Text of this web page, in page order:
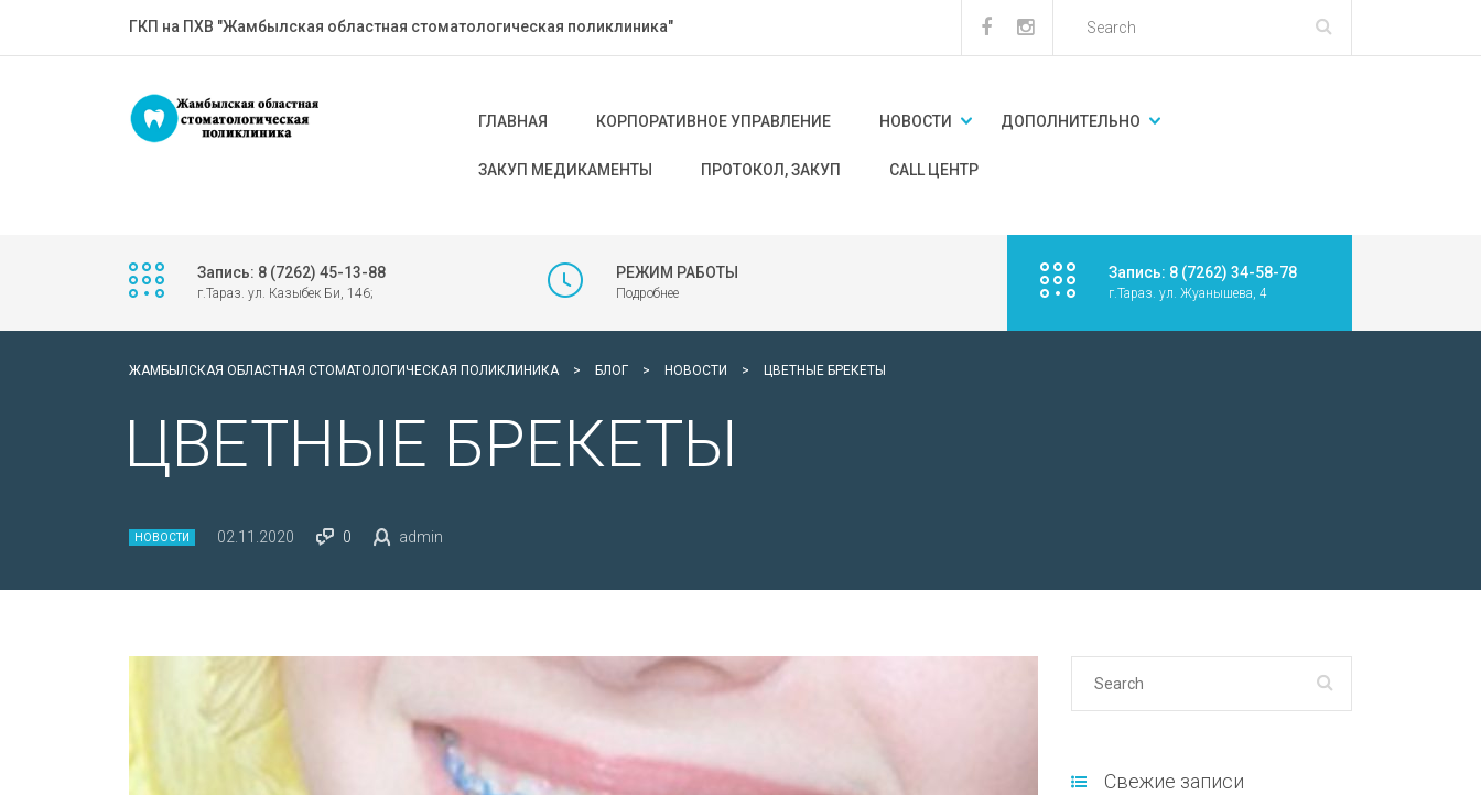
ГКП на ПХВ "Жамбылская областная стоматологическая поликлиника"
ГЛАВНАЯ КОРПОРАТИВНОЕ УПРАВЛЕНИЕ НОВОСТИ ДОПОЛНИТЕЛЬНО
ЗАКУП МЕДИКАМЕНТЫ ПРОТОКОЛ, ЗАКУП CALL ЦЕНТР
Запись: 8 (7262) 45-13-88
г.Тараз. ул. Казыбек Би, 146;
РЕЖИМ РАБОТЫ
Подробнее
Запись: 8 (7262) 34-58-78
г.Тараз. ул. Жуанышева, 4
ЖАМБЫЛСКАЯ ОБЛАСТНАЯ СТОМАТОЛОГИЧЕСКАЯ ПОЛИКЛИНИКА > БЛОГ > НОВОСТИ > ЦВЕТНЫЕ БРЕКЕТЫ
ЦВЕТНЫЕ БРЕКЕТЫ
НОВОСТИ 02.11.2020 0 admin
Свежие записи